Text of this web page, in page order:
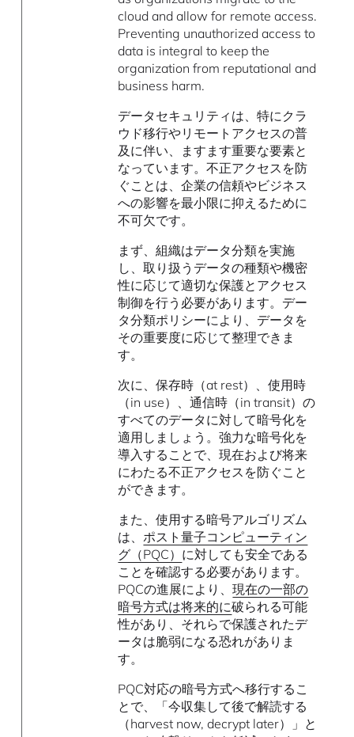
cloud and allow for remote access.
Preventing unauthorized access to
data is integral to keep the
organization from reputational and
business harm.
データセキュリティは、特にクラ
ウド移行やリモートアクセスの普
及に伴い、ますます重要な要素と
なっています。不正アクセスを防
ぐことは、企業の信頼やビジネス
への影響を最小限に抑えるために
不可欠です。
まず、組織はデータ分類を実施
し、取り扱うデータの種類や機密
性に応じて適切な保護とアクセス
制御を行う必要があります。デー
タ分類ポリシーにより、データを
その重要度に応じて整理できま
す。
次に、保存時（at rest）、使用時
（in use）、通信時（in transit）の
すべてのデータに対して暗号化を
適用しましょう。強力な暗号化を
導入することで、現在および将来
にわたる不正アクセスを防ぐこと
ができます。
また、使用する暗号アルゴリズム
は、 ポスト量子コンピューティン
グ（PQC） に対しても安全である
ことを確認する必要があります。
PQCの進展により、現在の一部の
暗号方式は将来的に破られる可能
性があり、それらで保護されたデ
ータは脆弱になる恐れがありま
す。
PQC対応の暗号方式へ移行するこ
とで、「今収集して後で解読する
（harvest now, decrypt later）」と